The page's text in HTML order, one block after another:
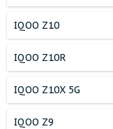
IQOO Z10
IQOO Z10R
IQOO Z10X 5G
IQOO Z9